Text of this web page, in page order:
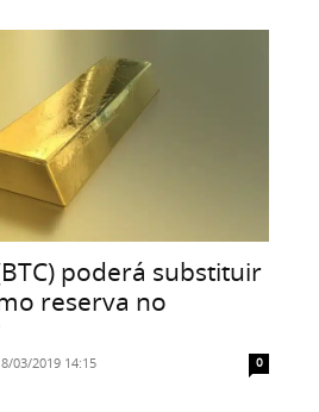
poderá substituir
reserva no
03/2019 14:15 0